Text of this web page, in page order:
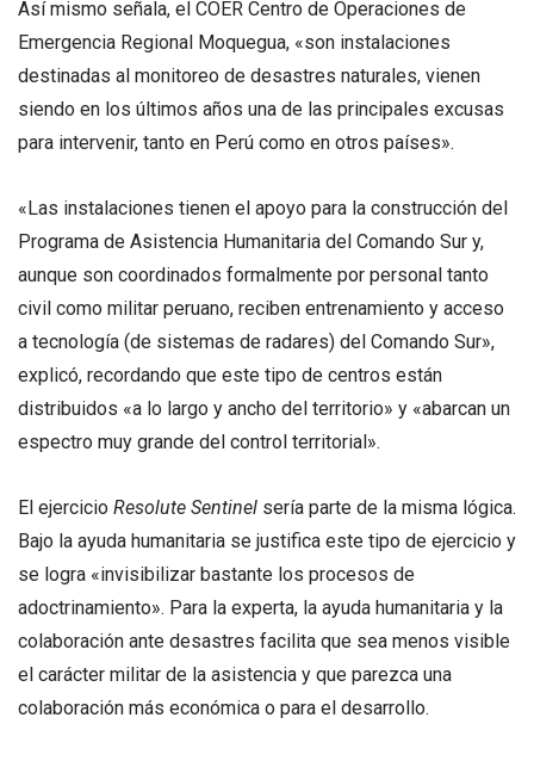
Así mismo señala, el COER Centro de Operaciones de
Emergencia Regional Moquegua, «son instalaciones
destinadas al monitoreo de desastres naturales, vienen
siendo en los últimos años una de las principales excusas
para intervenir, tanto en Perú como en otros países».
«Las instalaciones tienen el apoyo para la construcción del
Programa de Asistencia Humanitaria del Comando Sur y,
aunque son coordinados formalmente por personal tanto
civil como militar peruano, reciben entrenamiento y acceso
a tecnología (de sistemas de radares) del Comando Sur»,
explicó, recordando que este tipo de centros están
distribuidos «a lo largo y ancho del territorio» y «abarcan un
espectro muy grande del control territorial».
El ejercicio Resolute Sentinel sería parte de la misma lógica.
Bajo la ayuda humanitaria se justifica este tipo de ejercicio y
se logra «invisibilizar bastante los procesos de
adoctrinamiento». Para la experta, la ayuda humanitaria y la
colaboración ante desastres facilita que sea menos visible
el carácter militar de la asistencia y que parezca una
colaboración más económica o para el desarrollo.